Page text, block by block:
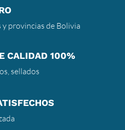
y provincias de Bolivia
CALIDAD 100%
sellados